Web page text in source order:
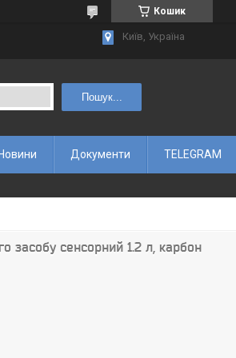
Кошик
Київ, Україна
Пошук...
Документи TELEGRAM
засобу сенсорний 1.2 л, карбон